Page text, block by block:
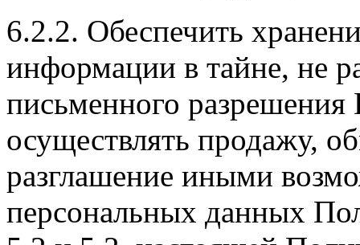
6.2.2. Обеспечить
информации в тайне, не
письменного разрешения
осуществлять продажу,
разглашение иными
персональных данных